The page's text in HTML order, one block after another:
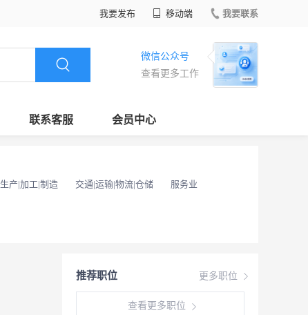
我要发布 移动端 我要联系
微信公众号
查看更多工作
联系客服 会员中心
生产|加工|制造 交通|运输|物流|仓储
服务业
更多职位
推荐职位
查看更多职位